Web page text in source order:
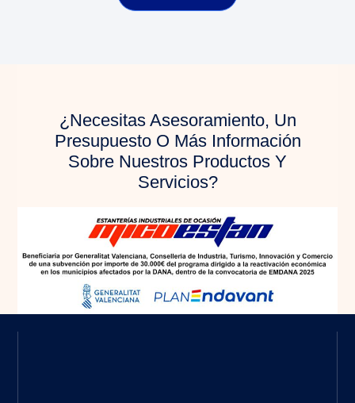
¿Necesitas Asesoramiento, Un
Presupuesto O Más Información
Sobre Nuestros Productos Y
Servicios?